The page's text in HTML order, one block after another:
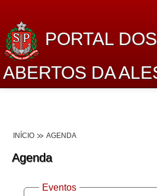
PORTAL
ABERTOS DA
Lei de Acesso à Informação
Dados Governamentais Abertos
INÍCIO AGENDA
Agenda
Eventos